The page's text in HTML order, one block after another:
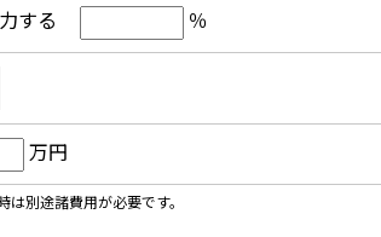
する
％
万円
別途諸費用が必要です。